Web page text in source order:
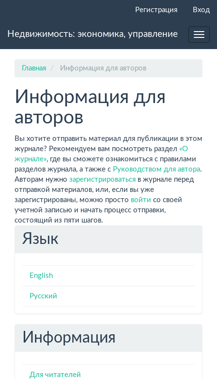
Основное
панель
Регистрация Вход
Недвижимость: экономика, управление
Главная Информация для авторов
Информация для
авторов
Вы хотите отправить материал для публикации в этом
журнале? Рекомендуем вам посмотреть раздел «О
журнале», где вы сможете ознакомиться с правилами
разделов журнала, а также с Руководством для автора.
Авторам нужно зарегистрироваться в журнале перед
отправкой материалов, или, если вы уже
зарегистрированы, можно просто войти со своей
учетной записью и начать процесс отправки,
состоящий из пяти шагов.
Язык
English
Русский
Информация
Для читателей